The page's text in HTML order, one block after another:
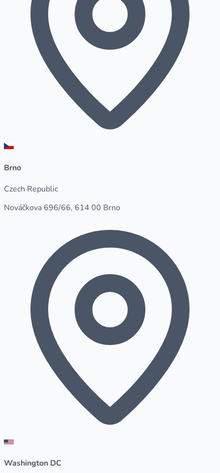
Brno
Czech Republic
Nováčkova 696/66, 614 00 Brno
Washington DC